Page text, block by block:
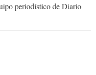
periodístico de Diario